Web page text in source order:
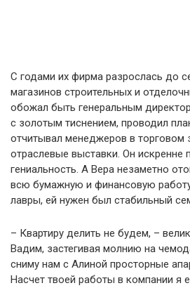
С годами их фирма разрослась до
магазинов строительных и
обожал быть генеральным
с золотым тиснением, проводил
отчитывал менеджеров в торговом
отраслевые выставки. Он искренне
гениальность. А Вера незаметно
всю бумажную и финансовую
лавры, ей нужен был стабильный
– Квартиру делить не будем, –
Вадим, застегивая молнию на
сниму нам с Алиной просторные
Насчет твоей работы в компании я